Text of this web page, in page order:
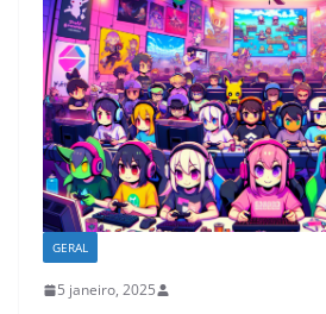
GERAL
5 janeiro, 2025